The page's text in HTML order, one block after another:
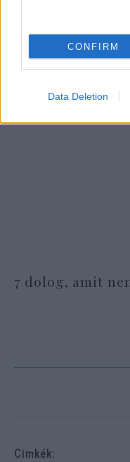
CONFIRM
Data Deletion
7 dolog, amit
Cimkék: